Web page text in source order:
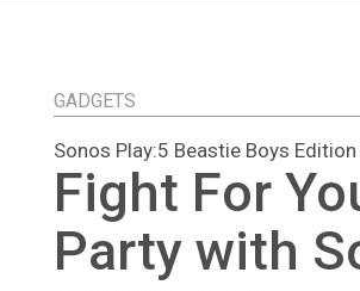
GADGETS
Sonos Play:5 Beastie Boys Edition
Fight For
Party with